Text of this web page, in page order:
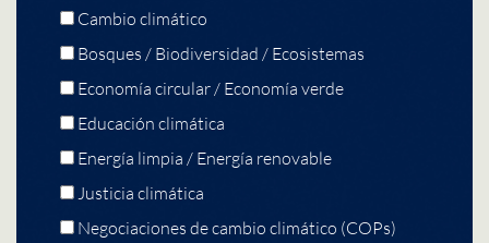
Cambio climático
Bosques / Biodiversidad / Ecosistemas
Economía circular / Economía verde
Educación climática
Energía limpia / Energía renovable
Justicia climática
Negociaciones de cambio climático (COPs)